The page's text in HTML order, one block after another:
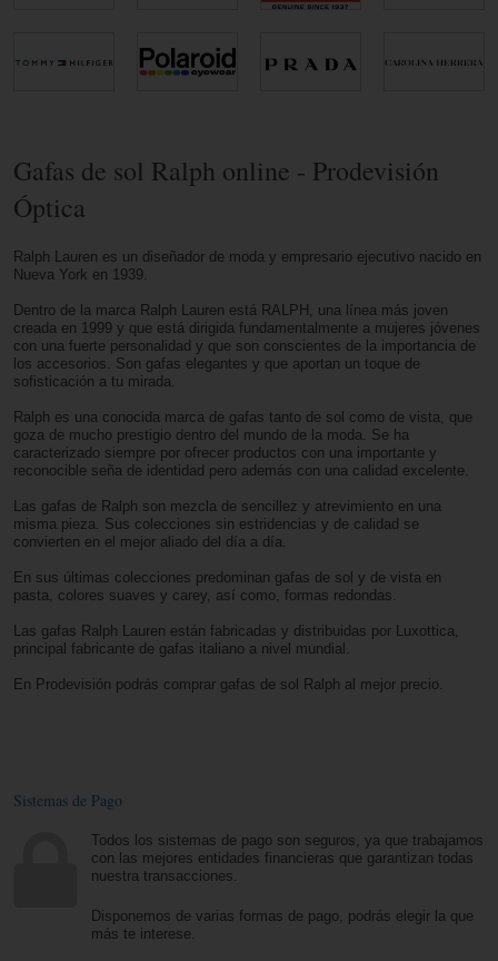
Gafas de sol Ralph online - Prodevisión
Óptica
Ralph Lauren es un diseñador de moda y empresario ejecutivo nacido en
Nueva York en 1939.
Dentro de la marca Ralph Lauren está RALPH, una línea más joven
creada en 1999 y que está dirigida fundamentalmente a mujeres jóvenes
con una fuerte personalidad y que son conscientes de la importancia de
los accesorios. Son gafas elegantes y que aportan un toque de
sofisticación a tu mirada.
Ralph es una conocida marca de gafas tanto de sol como de vista, que
goza de mucho prestigio dentro del mundo de la moda. Se ha
caracterizado siempre por ofrecer productos con una importante y
reconocible seña de identidad pero además con una calidad excelente.
Las gafas de Ralph son mezcla de sencillez y atrevimiento en una
misma pieza. Sus colecciones sin estridencias y de calidad se
convierten en el mejor aliado del día a día.
En sus últimas colecciones predominan gafas de sol y de vista en
pasta, colores suaves y carey, así como, formas redondas.
Las gafas Ralph Lauren están fabricadas y distribuidas por Luxottica,
principal fabricante de gafas italiano a nivel mundial.
En Prodevisión podrás comprar gafas de sol Ralph al mejor precio.
Sistemas de Pago
Todos los sistemas de pago son seguros, ya que trabajamos
con las mejores entidades financieras que garantizan todas
nuestra transacciones.
Disponemos de varias formas de pago, podrás elegir la que
más te interese.